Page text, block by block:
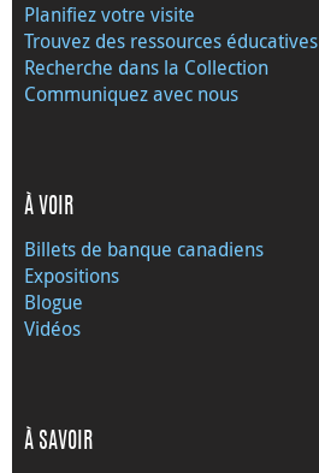
Planifiez votre visite
Trouvez des ressources éducatives
Recherche dans la Collection
Communiquez avec nous
À VOIR
Billets de banque canadiens
Expositions
Blogue
Vidéos
À SAVOIR